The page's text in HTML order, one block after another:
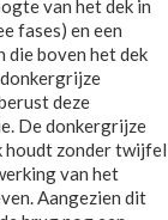
van het dek in
fases) en een
die boven het dek
deze
De donkergrijze
houdt zonder twijfel
van het
Aangezien dit